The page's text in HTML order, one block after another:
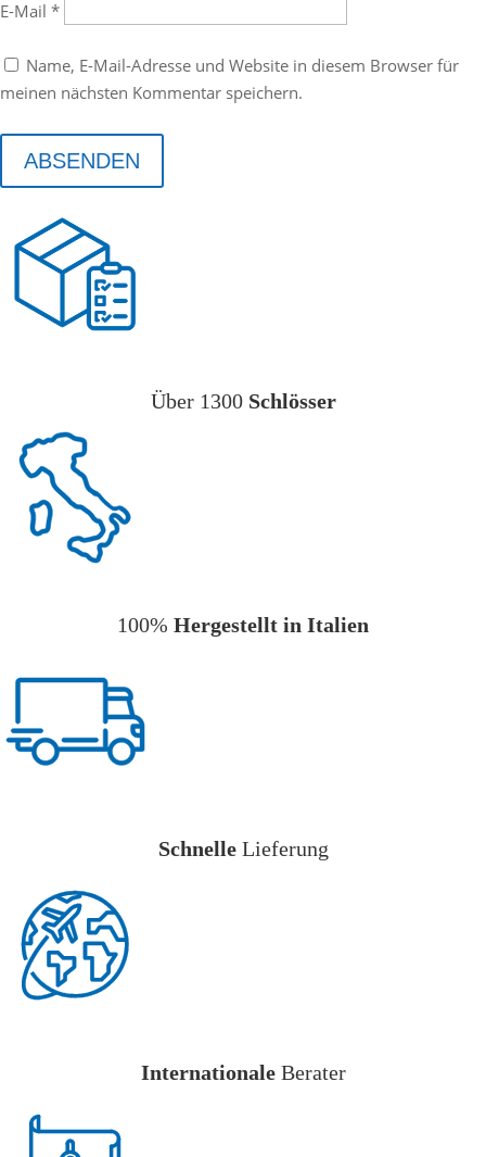
E-Mail *
Name, E-Mail-Adresse und Website in diesem Browser für
meinen nächsten Kommentar speichern.
ABSENDEN
Über 1300 Schlösser
100% Hergestellt in Italien
SchnelleLieferung
InternationaleBerater